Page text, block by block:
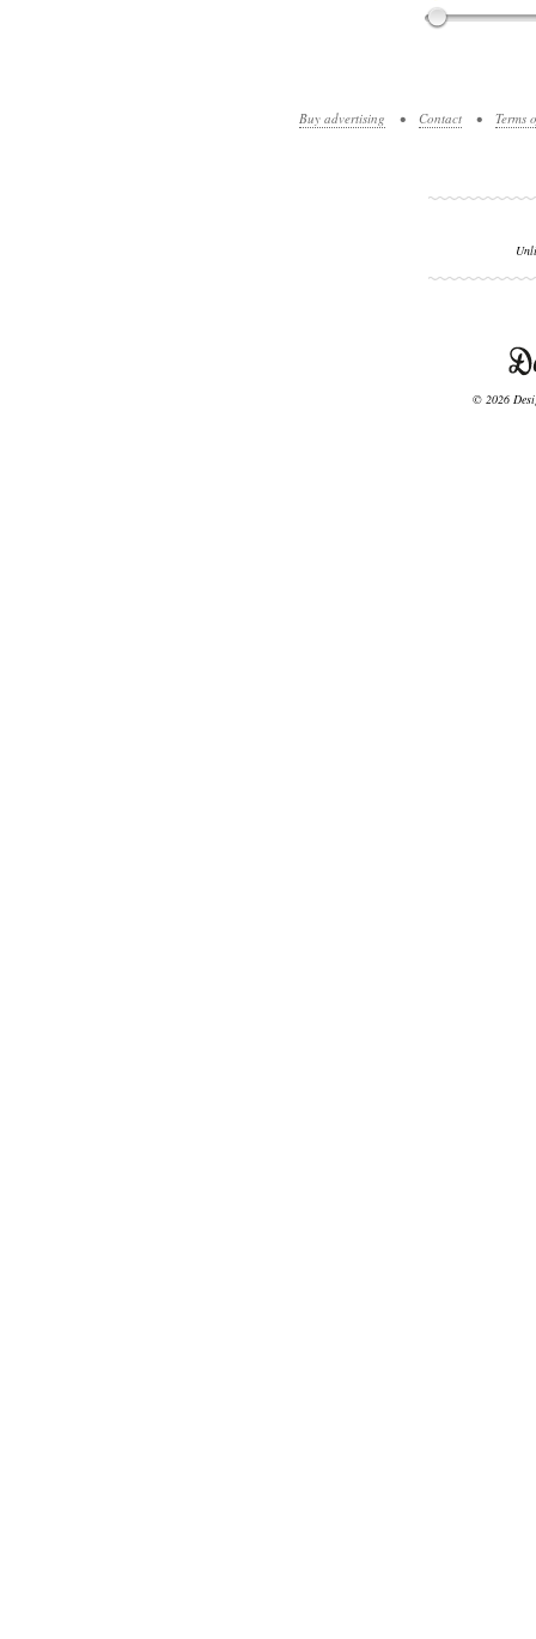
Buy advertising • Contact • Terms
© 2026